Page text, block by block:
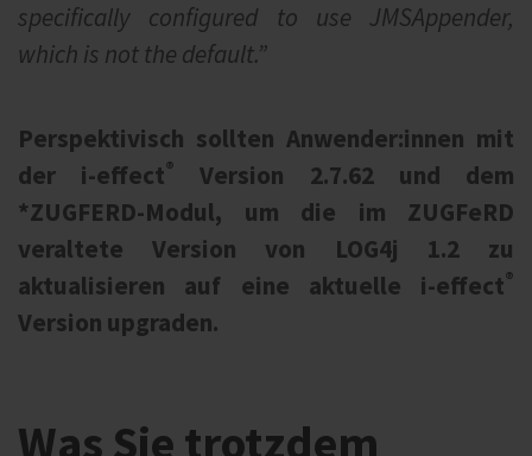
specifically configured to use JMSAppender,
which is not the default.”
Perspektivisch sollten Anwender:innen mit
der i‑effect®
Version 2.7.62 und dem
*ZUGFERD-Modul, um die im ZUGFeRD
veraltete Version von LOG4j 1.2 zu
aktualisieren auf eine aktuelle i‑effect®
Version upgraden.
Was Sie trotzdem